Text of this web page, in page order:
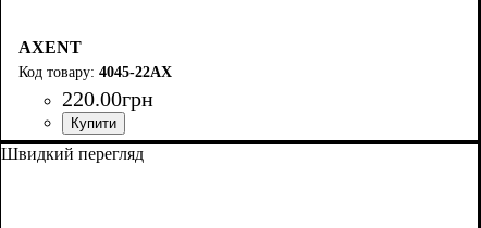
AXENT
4045-22АХ
220.00грн
Швидкий перегляд